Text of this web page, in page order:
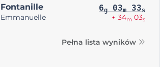
Fontanille
Emmanuelle
6g 03m 33s
+ 34m 03s
Pełna lista wyników